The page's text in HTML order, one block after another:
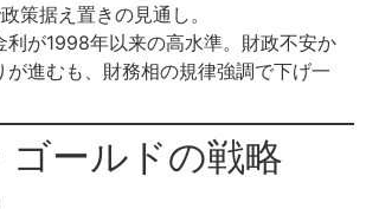
策据え置きの見通し。
利が1998年以来の高水準。財政不安か
が進むも、財務相の規律強調で下げ一
ゴールドの戦略